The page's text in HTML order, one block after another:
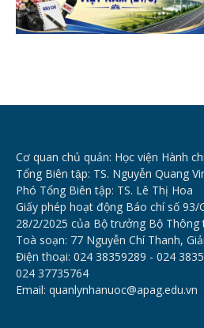
Cơ quan chủ quản: Học viện Hành
Tổng Biên tập: TS. Nguyễn Quang
Phó Tổng Biên tập: TS. Lê Thị Hoa
Giấy phép hoạt động Báo chí số 93/
28/2/2025 của Bộ trưởng Bộ Thông
Toà soạn: 77 Nguyễn Chí Thanh,
Điện thoại: 024 38359289 - 024
024 37735764
Email: quanlynhanuoc@apag.edu.vn